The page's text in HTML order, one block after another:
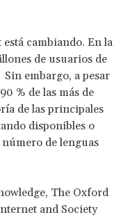
cambiando. En la
de usuarios de
embargo, a pesar
% de las más de
de las principales
disponibles o
de lenguas
The Oxford
and Society